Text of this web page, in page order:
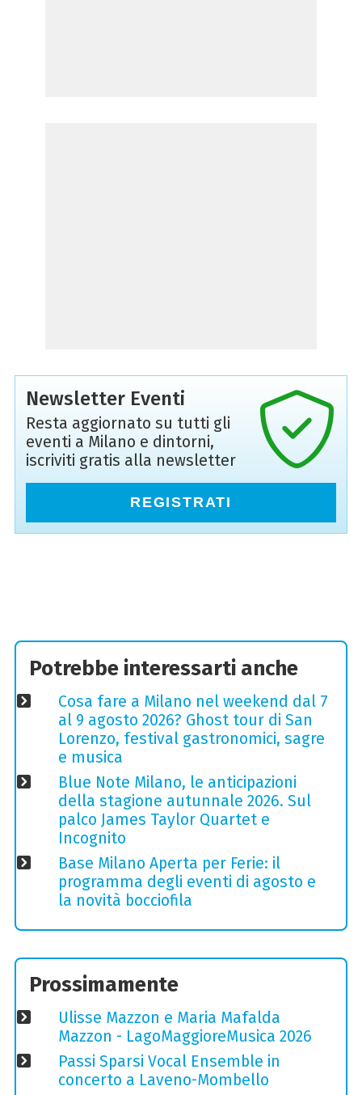
Newsletter Eventi
Resta aggiornato su tutti gli
eventi a Milano e dintorni,
iscriviti gratis alla newsletter
REGISTRATI
Potrebbe interessarti anche
Cosa fare a Milano nel weekend dal 7
al 9 agosto 2026? Ghost tour di San
Lorenzo, festival gastronomici, sagre
e musica
Blue Note Milano, le anticipazioni
della stagione autunnale 2026. Sul
palco James Taylor Quartet e
Incognito
Base Milano Aperta per Ferie: il
programma degli eventi di agosto e
la novità bocciofila
Prossimamente
Ulisse Mazzon e Maria Mafalda
Mazzon - LagoMaggioreMusica 2026
Passi Sparsi Vocal Ensemble in
concerto a Laveno-Mombello